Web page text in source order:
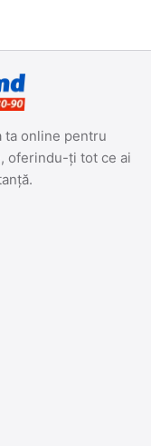
ta online pentru
oferindu-ți tot ce ai